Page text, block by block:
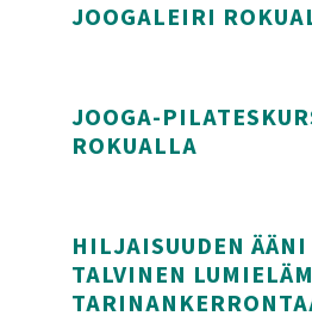
JOOGALEIRI
JOOGA-
ROKUALLA
HILJAISUUDEN
TALVINEN